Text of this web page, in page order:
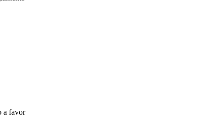
a favor